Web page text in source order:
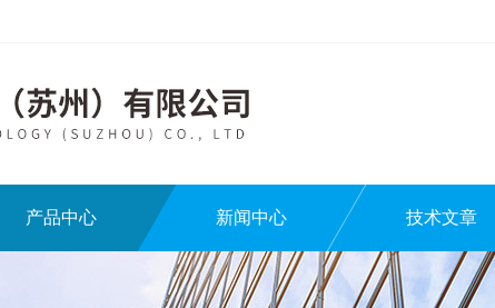
产品中心 新闻中心 技术文章